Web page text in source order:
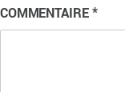
COMMENTAIRE*